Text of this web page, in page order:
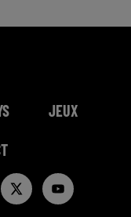
JEUX